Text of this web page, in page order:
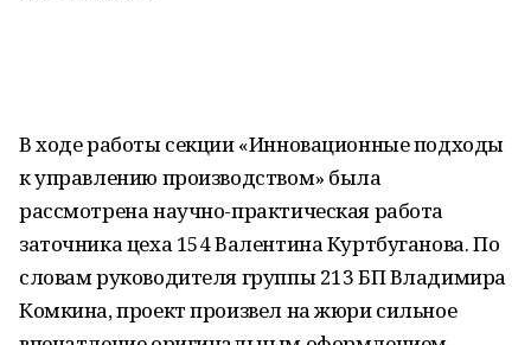
В ходе работы секции «Инновационные подходы
к управлению производством» была
рассмотрена научно-практическая работа
заточника цеха 154 Валентина Куртбуганова. По
словам руководителя группы 213 БП Владимира
Комкина, проект произвел на жюри сильное